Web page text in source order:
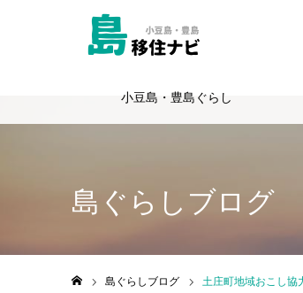
小豆島・豊島ぐらし
島ぐらしブログ
島ぐらしブログ 土庄町地域おこし協